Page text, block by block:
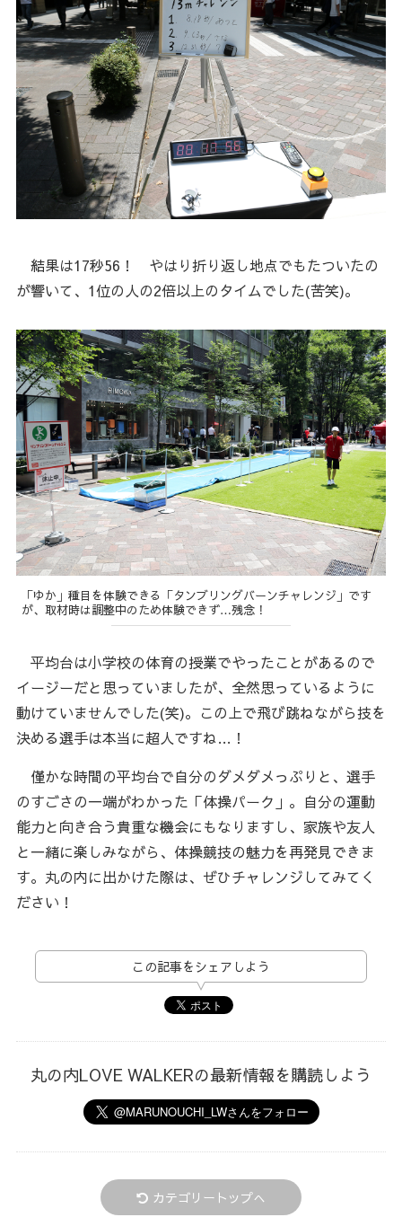
結果は17秒56！ やはり折り返し地点でもたついたの
が響いて、1位の人の2倍以上のタイムでした(苦笑)。
「ゆか」種目を体験できる「タンブリングバーンチャレンジ」です
が、取材時は調整中のため体験できず…残念！
平均台は小学校の体育の授業でやったことがあるので
イージーだと思っていましたが、全然思っているように
動けていませんでした(笑)。この上で飛び跳ねながら技を
決める選手は本当に超人ですね…！
僅かな時間の平均台で自分のダメダメっぷりと、選手
のすごさの一端がわかった「体操パーク」。自分の運動
能力と向き合う貴重な機会にもなりますし、家族や友人
と一緒に楽しみながら、体操競技の魅力を再発見できま
す。丸の内に出かけた際は、ぜひチャレンジしてみてく
ださい！
この記事をシェアしよう
丸の内LOVE WALKERの最新情報を購読しよう
カテゴリートップへ